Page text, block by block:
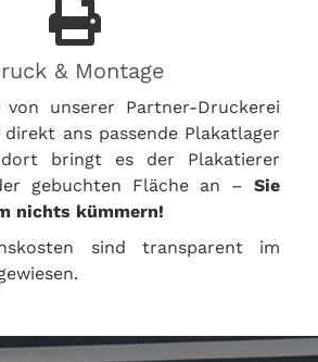
& Montage
unserer Partner-Druckerei
ans passende Plakatlager
bringt es der Plakatierer
gebuchten Fläche an – Sie
nichts kümmern!
sind transparent im